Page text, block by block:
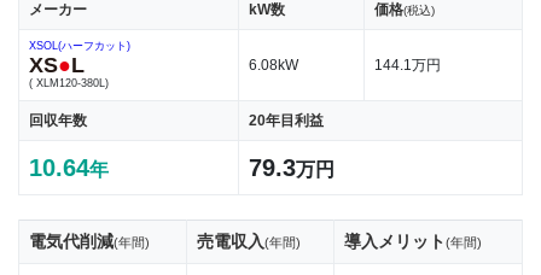
メーカー kW数 価格(税込)
XSOL(ハーフカット)
XS●L
( XLM120-380L)
6.08kW 144.1万円
回収年数 20年目利益
10.64年 79.3万円
電気代削減(年間) 売電収入(年間) 導入メリット(年間)